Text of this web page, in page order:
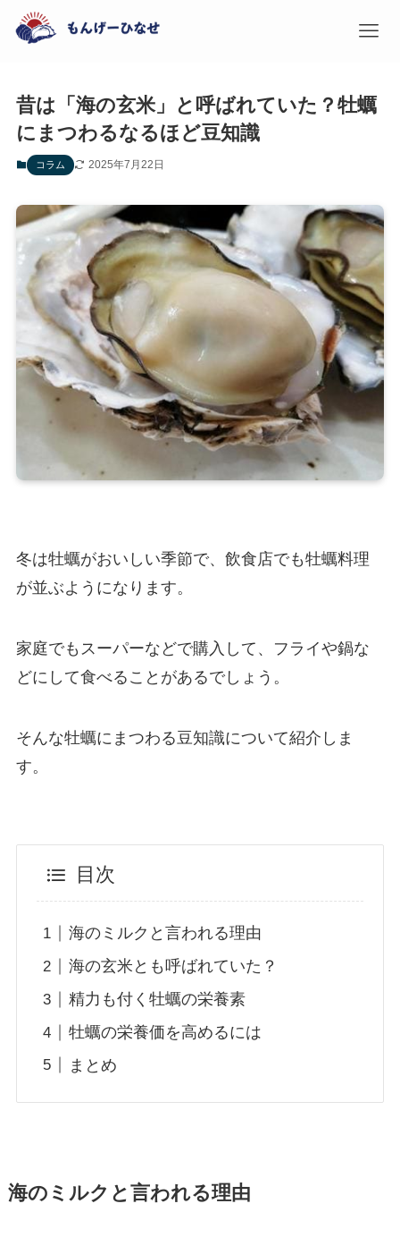
昔は「海の玄米」と呼ばれていた？牡蠣
にまつわるなるほど豆知識
コラム 2025年7月22日
冬は牡蠣がおいしい季節で、飲食店でも牡蠣料理
が並ぶようになります。
家庭でもスーパーなどで購入して、フライや鍋な
どにして食べることがあるでしょう。
そんな牡蠣にまつわる豆知識について紹介しま
す。
目次
海のミルクと言われる理由
海の玄米とも呼ばれていた？
精力も付く牡蠣の栄養素
牡蠣の栄養価を高めるには
まとめ
海のミルクと言われる理由